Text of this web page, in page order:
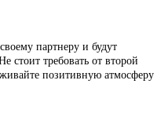
партнеру и будут
стоит требовать от второй
позитивную атмосферу